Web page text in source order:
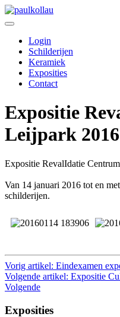
Login
Schilderijen
Keramiek
Exposities
Contact
Expositie
Leijpark 2016
Expositie RevalIdatie
Van 14 januari 2016 tot en
schilderijen.
Vorig artikel: Eindexamen
Volgende artikel: Expositie
Volgende
Exposities